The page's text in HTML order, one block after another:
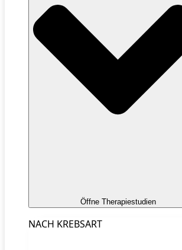
Öffne Therapiestudien
NACH KREBSART